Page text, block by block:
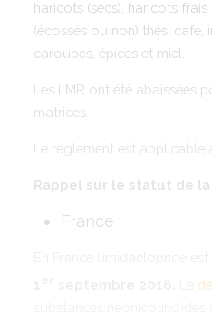
haricots (secs), haricots frais
(écossés ou non) thés, café,
caroubes, épices et miel.
Les LMR ont été abaissées
matrices.
Le règlement est applicable
Rappel sur le statut de
France :